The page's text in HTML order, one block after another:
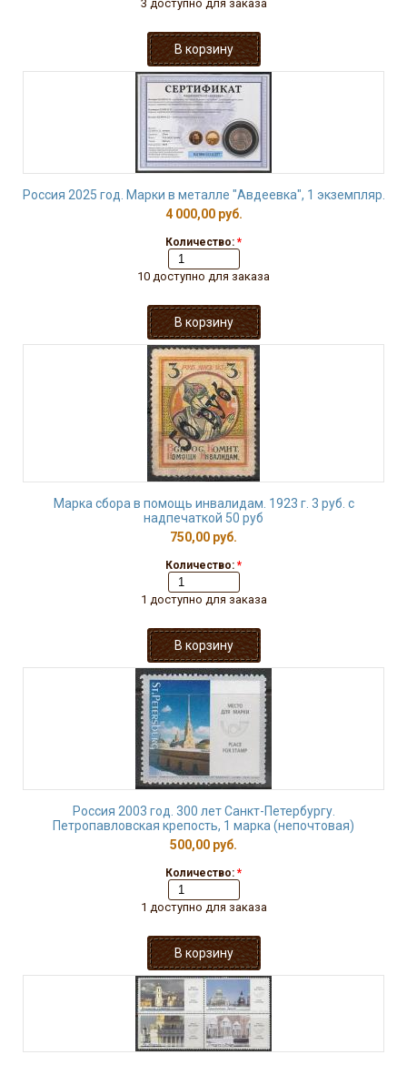
3 доступно для заказа
Россия 2025 год. Марки в металле "Авдеевка", 1 экземпляр.
4 000,00 руб.
Количество: *
10 доступно для заказа
Марка сбора в помощь инвалидам. 1923 г. 3 руб. с
надпечаткой 50 руб
750,00 руб.
Количество: *
1 доступно для заказа
Россия 2003 год. 300 лет Санкт-Петербургу.
Петропавловская крепость, 1 марка (непочтовая)
500,00 руб.
Количество: *
1 доступно для заказа